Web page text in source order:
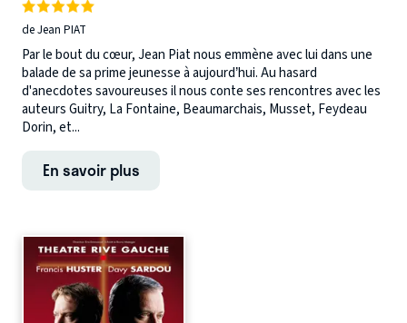
de Jean PIAT
Par le bout du cœur, Jean Piat nous emmène avec lui dans une
balade de sa prime jeunesse à aujourd’hui. Au hasard
d'anecdotes savoureuses il nous conte ses rencontres avec les
auteurs Guitry, La Fontaine, Beaumarchais, Musset, Feydeau
Dorin, et...
En savoir plus